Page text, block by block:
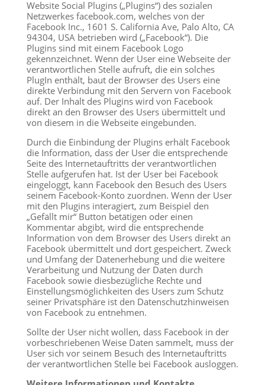
Website Social Plugins („Plugins“) des sozialen
Netzwerkes facebook.com, welches von der
Facebook Inc., 1601 S. California Ave, Palo Alto, CA
94304, USA betrieben wird („Facebook“). Die
Plugins sind mit einem Facebook Logo
gekennzeichnet. Wenn der User eine Webseite der
verantwortlichen Stelle aufruft, die ein solches
PlugIn enthält, baut der Browser des Users eine
direkte Verbindung mit den Servern von Facebook
auf. Der Inhalt des Plugins wird von Facebook
direkt an den Browser des Users übermittelt und
von diesem in die Webseite eingebunden.
Durch die Einbindung der Plugins erhält Facebook
die Information, dass der User die entsprechende
Seite des Internetauftritts der verantwortlichen
Stelle aufgerufen hat. Ist der User bei Facebook
eingeloggt, kann Facebook den Besuch des Users
seinem Facebook-Konto zuordnen. Wenn der User
mit den Plugins interagiert, zum Beispiel den
„Gefällt mir“ Button betätigen oder einen
Kommentar abgibt, wird die entsprechende
Information von dem Browser des Users direkt an
Facebook übermittelt und dort gespeichert. Zweck
und Umfang der Datenerhebung und die weitere
Verarbeitung und Nutzung der Daten durch
Facebook sowie diesbezügliche Rechte und
Einstellungsmöglichkeiten des Users zum Schutz
seiner Privatsphäre ist den Datenschutzhinweisen
von Facebook zu entnehmen.
Sollte der User nicht wollen, dass Facebook in der
vorbeschriebenen Weise Daten sammelt, muss der
User sich vor seinem Besuch des Internetauftritts
der verantwortlichen Stelle bei Facebook ausloggen.